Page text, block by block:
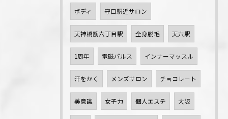
ボディ 守口駅近サロン
天神橋筋六丁目駅 全身脱毛 天六駅
1周年 電磁パルス インナーマッスル
汗をかく メンズサロン チョコレート
美意識 女子力 個人エステ 大阪